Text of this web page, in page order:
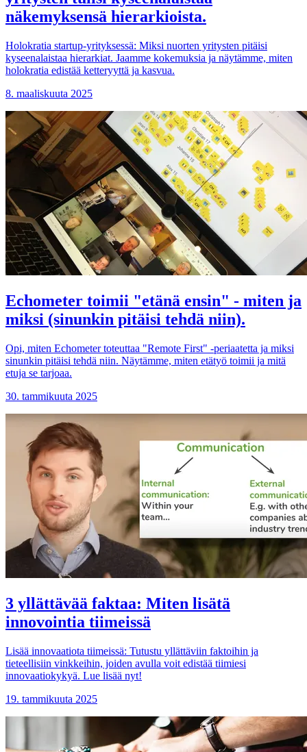
näkemyksensä hierarkioista.
Holokratia startup-yrityksessä: Miksi nuorten yritysten pitäisi
kyseenalaistaa hierarkiat. Jaamme kokemuksia ja näytämme, miten
holokratia edistää ketteryyttä ja kasvua.
8. maaliskuuta 2025
Echometer toimii "etänä ensin" - miten ja
miksi (sinunkin pitäisi tehdä niin).
Opi, miten Echometer toteuttaa "Remote First" -periaatetta ja miksi
sinunkin pitäisi tehdä niin. Näytämme, miten etätyö toimii ja mitä
etuja se tarjoaa.
30. tammikuuta 2025
3 yllättävää faktaa: Miten lisätä
innovointia tiimeissä
Lisää innovaatiota tiimeissä: Tutustu yllättäviin faktoihin ja
tieteellisiin vinkkeihin, joiden avulla voit edistää tiimiesi
innovaatiokykyä. Lue lisää nyt!
19. tammikuuta 2025